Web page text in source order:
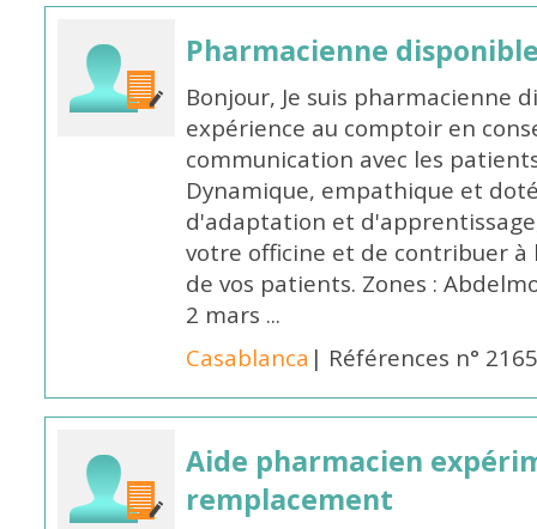
Pharmacienne
Bonjour, Je suis pharmacienne
expérience au comptoir en
communication avec les
Dynamique, empathique et
d'adaptation et
votre officine et de contribuer
de vos patients. Zones :
2 mars ...
Casablanca | Références n°
Aide pharmacien
remplacement